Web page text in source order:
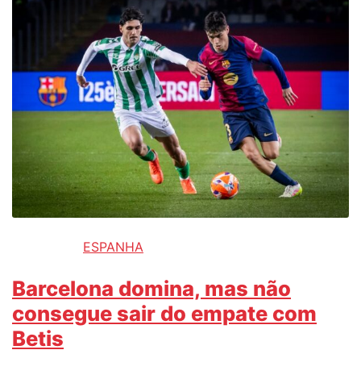
ESPANHA
Barcelona domina, mas não
consegue sair do empate com
Betis